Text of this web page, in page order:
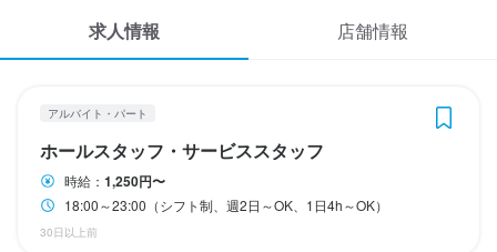
WEB履歴書
掲載をご検討の店舗様へ
食べログ求人PRESS
求人情報 店舗情報
アルバイト・パート
ホールスタッフ・サービススタッフ
時給： 1,250円〜
18:00～23:00（シフト制、週2日～OK、1日4h～OK）
30日以上前
特徴
特徴